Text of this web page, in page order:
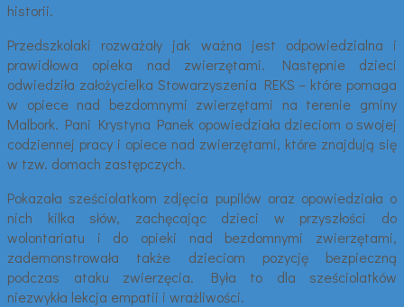
historii.
Przedszkolaki rozważały jak ważna jest odpowiedzialna i
prawidłowa opieka nad zwierzętami. Następnie dzieci
odwiedziła założycielka Stowarzyszenia REKS – które pomaga
w opiece nad bezdomnymi zwierzętami na terenie gminy
Malbork. Pani Krystyna Panek opowiedziała dzieciom o swojej
codziennej pracy i opiece nad zwierzętami, które znajdują się
w tzw. domach zastępczych.
Pokazała sześciolatkom zdjęcia pupilów oraz opowiedziała o
nich kilka słów, zachęcając dzieci w przyszłości do
wolontariatu i do opieki nad bezdomnymi zwierzętami,
zademonstrowała także dzieciom pozycję bezpieczną
podczas ataku zwierzęcia. Była to dla sześciolatków
niezwykła lekcja empatii i wrażliwości.